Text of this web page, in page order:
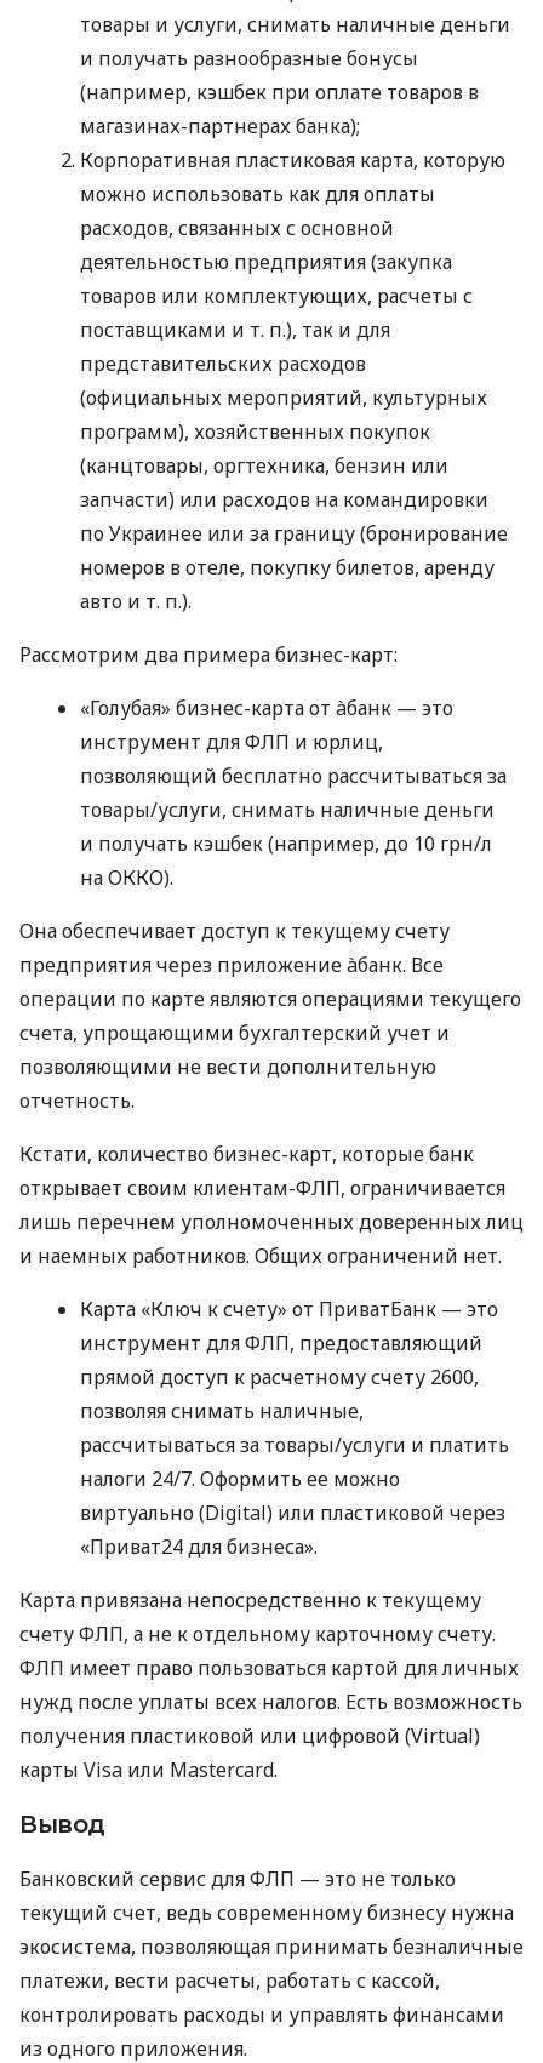
товары и услуги, снимать наличные деньги
и получать разнообразные бонусы
(например, кэшбек при оплате товаров в
магазинах-партнерах банка);
Корпоративная пластиковая карта, которую
можно использовать как для оплаты
расходов, связанных с основной
деятельностью предприятия (закупка
товаров или комплектующих, расчеты с
поставщиками и т. п.), так и для
представительских расходов
(официальных мероприятий, культурных
программ), хозяйственных покупок
(канцтовары, оргтехника, бензин или
запчасти) или расходов на командировки
по Украинее или за границу (бронирование
номеров в отеле, покупку билетов, аренду
авто и т. п.).
Рассмотрим два примера бизнес-карт:
«Голубая» бизнес-карта от àбанк — это
инструмент для ФЛП и юрлиц,
позволяющий бесплатно рассчитываться за
товары/услуги, снимать наличные деньги
и получать кэшбек (например, до 10 грн/л
на ОККО).
Она обеспечивает доступ к текущему счету
предприятия через приложение àбанк. Все
операции по карте являются операциями текущего
счета, упрощающими бухгалтерский учет и
позволяющими не вести дополнительную
отчетность.
Кстати, количество бизнес-карт, которые банк
открывает своим клиентам-ФЛП, ограничивается
лишь перечнем уполномоченных доверенных лиц
и наемных работников. Общих ограничений нет.
Карта «Ключ к счету» от ПриватБанк — это
инструмент для ФЛП, предоставляющий
прямой доступ к расчетному счету 2600,
позволяя снимать наличные,
рассчитываться за товары/услуги и платить
налоги 24/7. Оформить ее можно
виртуально (Digital) или пластиковой через
«Приват24 для бизнеса».
Карта привязана непосредственно к текущему
счету ФЛП, а не к отдельному карточному счету.
ФЛП имеет право пользоваться картой для личных
нужд после уплаты всех налогов. Есть возможность
получения пластиковой или цифровой (Virtual)
карты Visa или Mastercard.
Вывод
Банковский сервис для ФЛП — это не только
текущий счет, ведь современному бизнесу нужна
экосистема, позволяющая принимать безналичные
платежи, вести расчеты, работать с кассой,
контролировать расходы и управлять финансами
из одного приложения.